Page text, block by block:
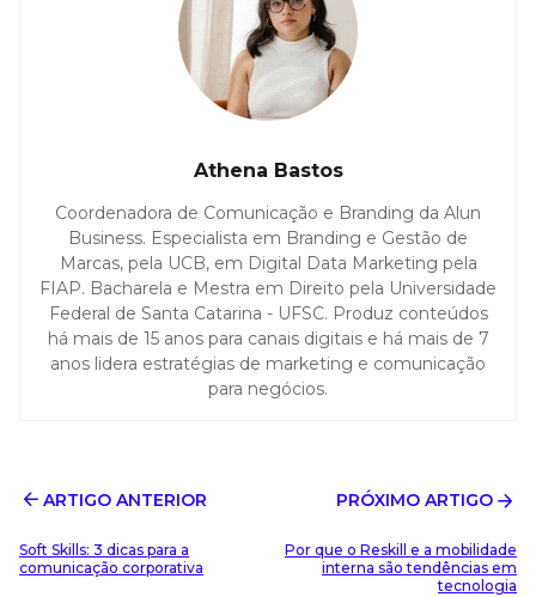
Athena Bastos
Coordenadora de Comunicação e Branding da Alun
Business. Especialista em Branding e Gestão de
Marcas, pela UCB, em Digital Data Marketing pela
FIAP. Bacharela e Mestra em Direito pela Universidade
Federal de Santa Catarina - UFSC. Produz conteúdos
há mais de 15 anos para canais digitais e há mais de 7
anos lidera estratégias de marketing e comunicação
para negócios.
ARTIGO ANTERIOR
Soft Skills: 3 dicas para a
comunicação corporativa
PRÓXIMO ARTIGO
Por que o Reskill e a mobilidade
interna são tendências em
tecnologia